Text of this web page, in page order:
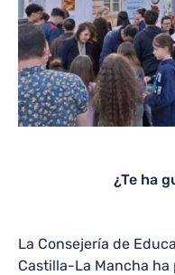
¿Te ha
La Consejería de
Castilla-La Mancha